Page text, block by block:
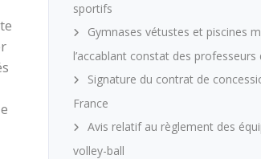
sportifs
Gymnases vétustes et piscines
l’accablant constat des professeurs
Signature du contrat de
France
Avis relatif au règlement des
volley-ball